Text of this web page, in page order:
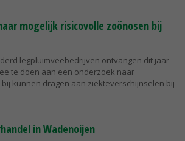
mogelijk risicovolle zoönosen bij
legpluimveebedrijven ontvangen dit jaar
te doen aan een onderzoek naar
kunnen dragen aan ziekteverschijnselen bij
in Wadenoijen